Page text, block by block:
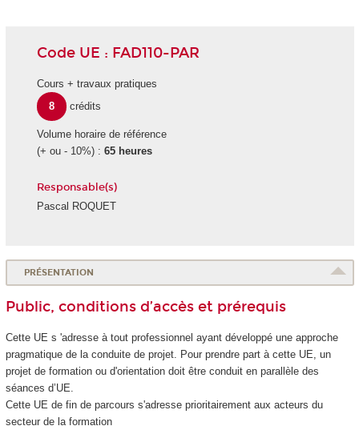
Code UE : FAD110-PAR
Cours + travaux pratiques
8
crédits
Volume horaire de référence
(+ ou - 10%) : 65 heures
Responsable(s)
Pascal ROQUET
PRÉSENTATION
Public, conditions d’accès et prérequis
Cette UE s 'adresse à tout professionnel ayant développé une approche
pragmatique de la conduite de projet. Pour prendre part à cette UE, un
projet de formation ou d'orientation doit être conduit en parallèle des
séances d’UE.
Cette UE de fin de parcours s'adresse prioritairement aux acteurs du
secteur de la formation